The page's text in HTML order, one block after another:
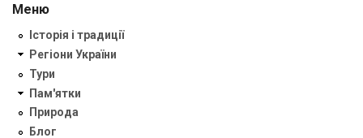
Меню
Історія і традиції
Регіони України
Тури
Пам'ятки
Природа
Блог